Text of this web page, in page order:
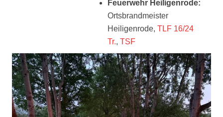
Feuerwehr Heiligenrode:
Ortsbrandmeister
Heiligenrode, TLF 16/24
Tr., TSF